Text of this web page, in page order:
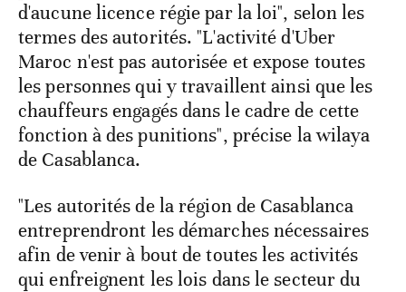
d'aucune licence régie par la loi", selon les
termes des autorités. "L'activité d'Uber
Maroc n'est pas autorisée et expose toutes
les personnes qui y travaillent ainsi que les
chauffeurs engagés dans le cadre de cette
fonction à des punitions", précise la wilaya
de Casablanca.
"Les autorités de la région de Casablanca
entreprendront les démarches nécessaires
afin de venir à bout de toutes les activités
qui enfreignent les lois dans le secteur du